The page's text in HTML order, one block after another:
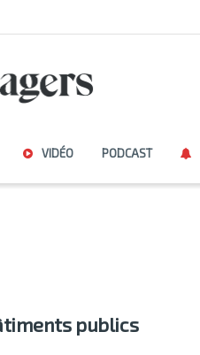
VIDÉO PODCAST
publics